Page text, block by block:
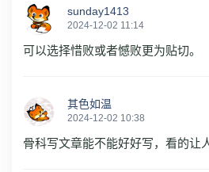
sunday1413
2024-12-02 11:14
可以选择惜败或者憾败更为贴切。
其色如温
2024-12-02 10:38
骨科写文章能不能好好写，看的让